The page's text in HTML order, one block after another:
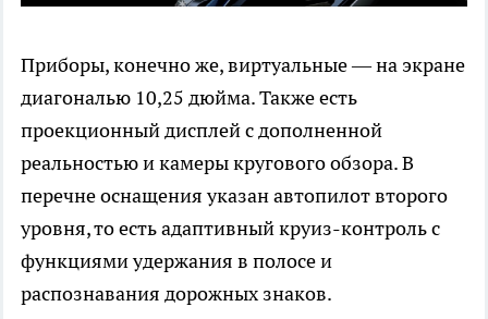
Приборы, конечно же, виртуальные — на экране
диагональю 10,25 дюйма. Также есть
проекционный дисплей с дополненной
реальностью и камеры кругового обзора. В
перечне оснащения указан автопилот второго
уровня, то есть адаптивный круиз-контроль с
функциями удержания в полосе и
распознавания дорожных знаков.